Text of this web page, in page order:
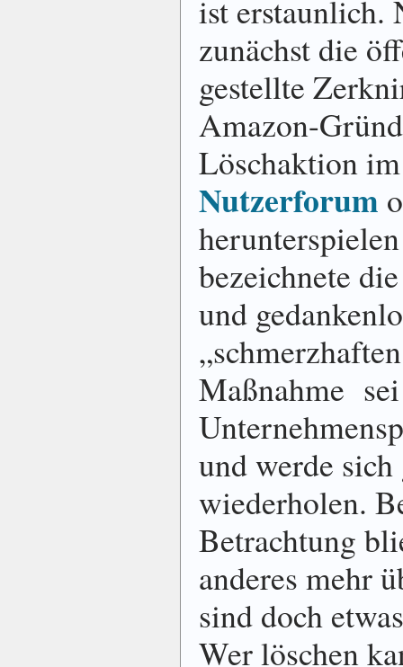
ist erstaunlich.
zunächst die
gestellte
Amazon-
Löschaktion
Nutzerforum
bezeichnete
und
Maßnahme
und werde
wiederholen.
Betrachtung
anderes mehr
sind doch
Wer löschen